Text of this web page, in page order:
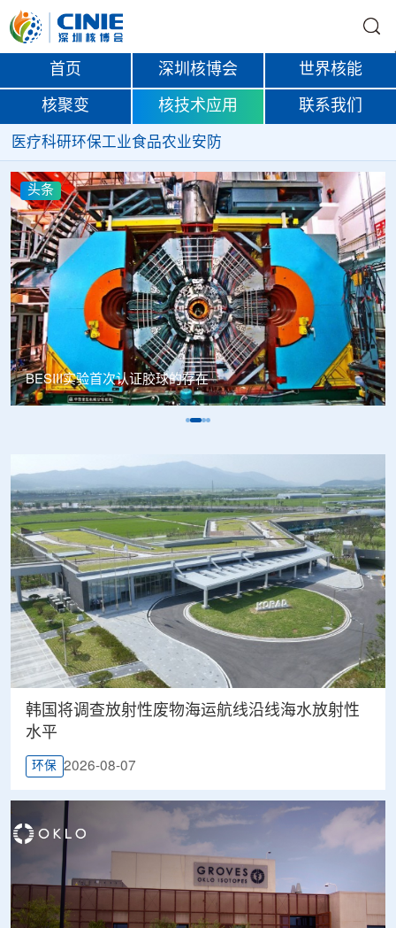
首页 深圳核博会 世界核能
核聚变 核技术应用 联系我们
医疗科研环保工业食品农业安防
头条
Thor Medical从AlphaOne首次交付高纯度钍-228，商业供货
启动
韩国将调查放射性废物海运航线沿线海水放射性
水平
环保 2026-08-07